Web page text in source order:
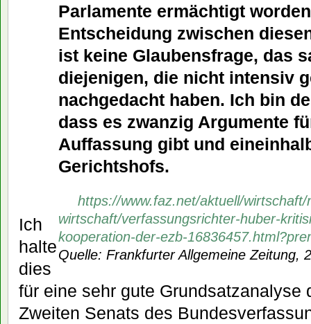
Parlamente ermächtigt
Entscheidung zwischen
ist keine Glaubensfrage, das
diejenigen, die nicht intensiv
nachgedacht haben. Ich bin
dass es zwanzig Argumente
Auffassung gibt und
Gerichtshofs.
https://www.faz.net/aktuell/wirtschaft/
wirtschaft/verfassungsrichter-huber-
kooperation-der-ezb-
Quelle: Frankfurter Allgemeine Zeitung,
Ich
halte
dies
für eine sehr gute Grundsatzanalyse
Zweiten Senats des